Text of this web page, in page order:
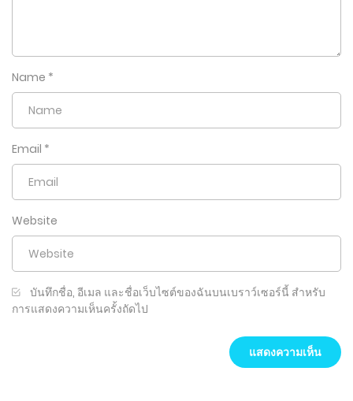
Name *
Email *
Website
บันทึกชื่อ, อีเมล และชื่อเว็บไซต์ของฉันบนเบราว์เซอร์นี้ สำหรับ
การแสดงความเห็นครั้งถัดไป